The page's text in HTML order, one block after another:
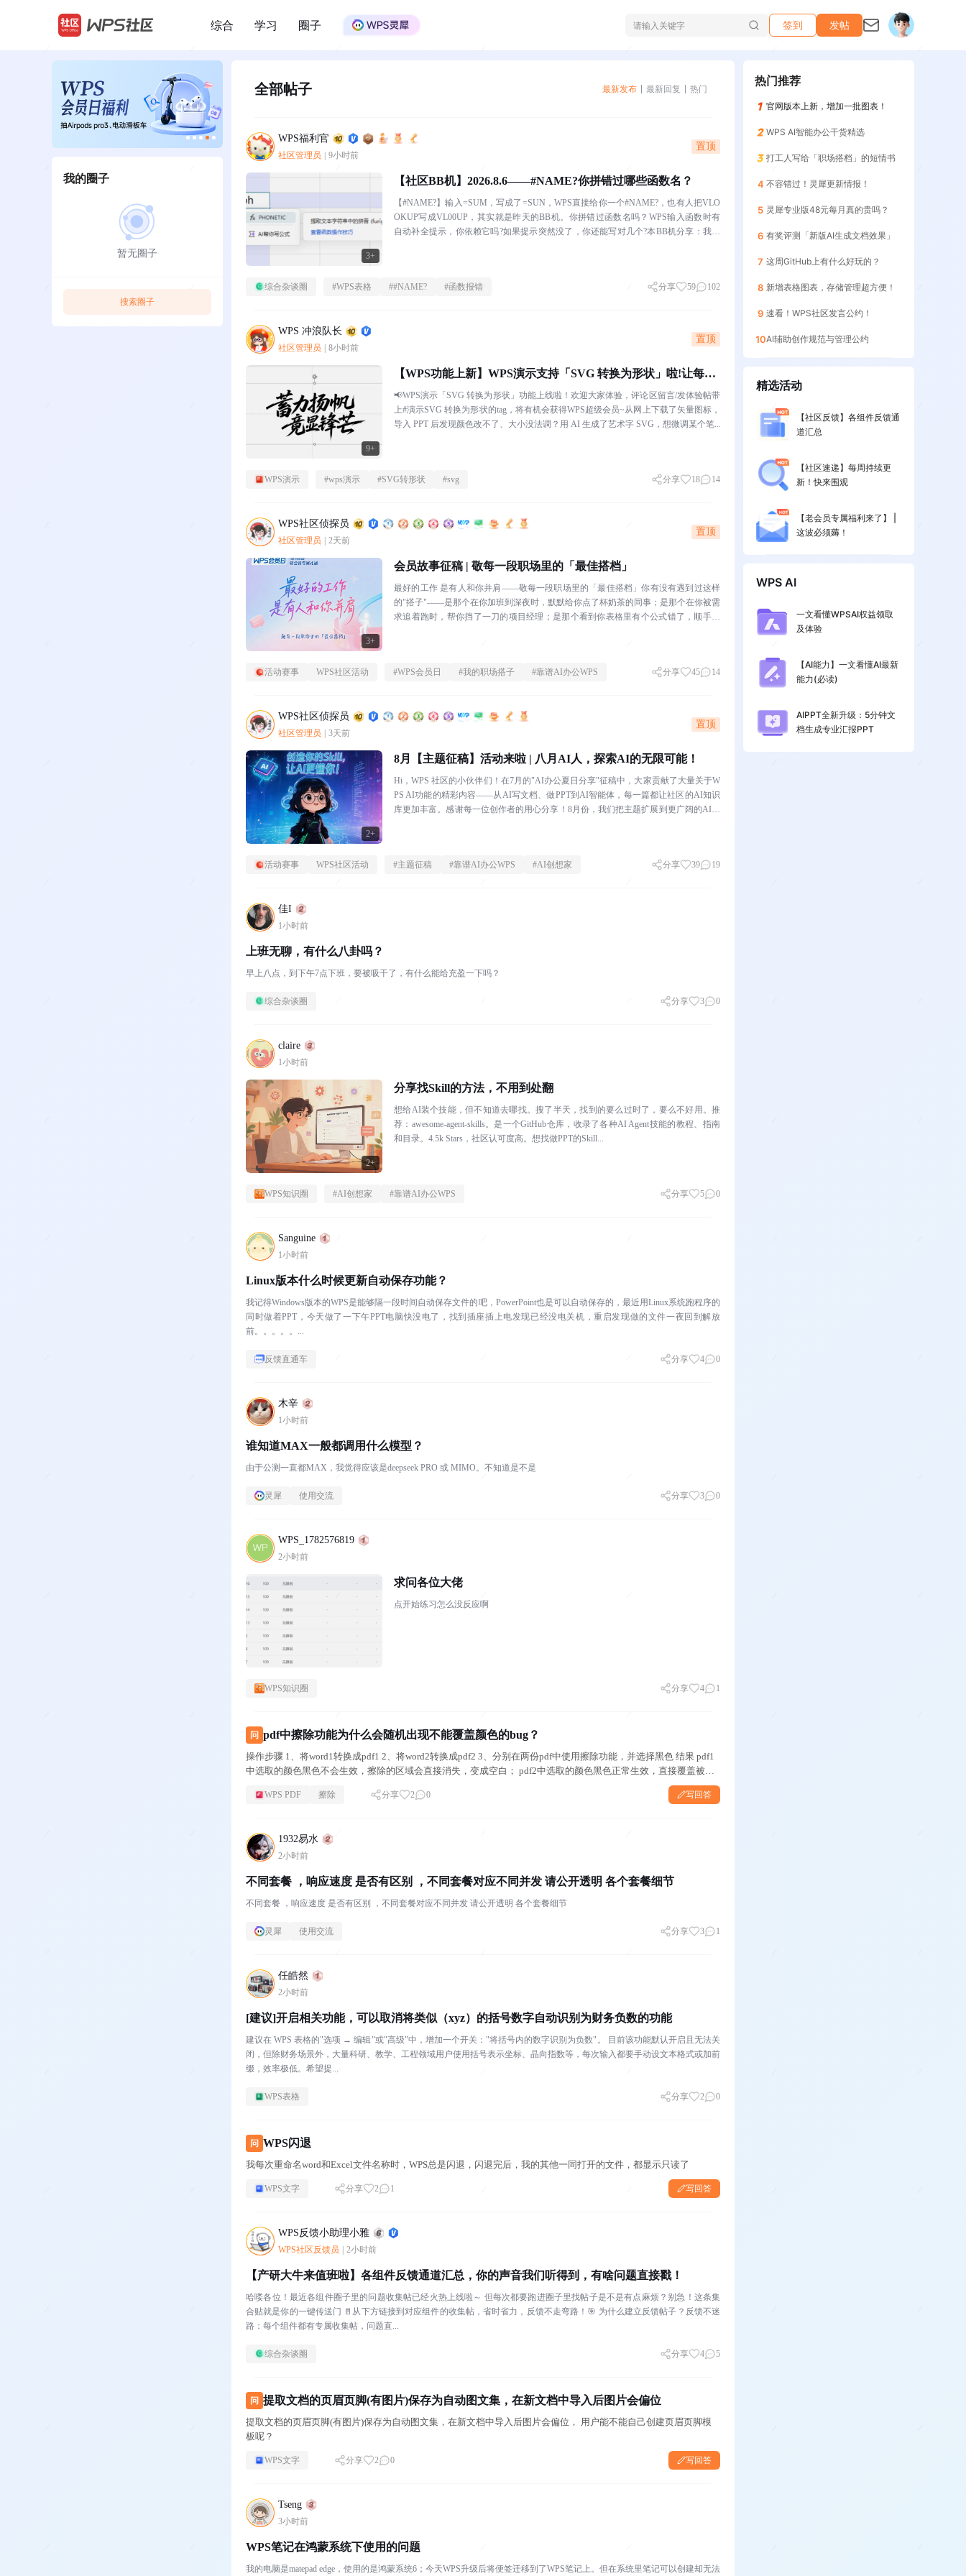
/
综合 学习 圈子 签到 发帖
我的圈子
暂无圈子
搜索圈子
全部帖子 最新发布 最新回复 热门
WPS福利官
社区管理员 9小时前
置顶
3+
【社区BB机】2026.8.6——#NAME?你拼错过哪些函数名？
【#NAME?】输入=SUM，写成了=SUN，WPS直接给你一个#NAME?，也有人把VLO
OKUP写成VL00UP，其实就是昨天的BB机。你拼错过函数名吗？WPS输入函数时有
自动补全提示，你依赖它吗?如果提示突然没了，你还能写对几个?本BB机分享：我十
综合杂谈圈 #WPS表格 ##NAME? #函数报错 分享 59 102
WPS 冲浪队长
社区管理员 8小时前
置顶
9+
【WPS功能上新】WPS演示支持「SVG 转换为形状」啦!让每一
张矢量素材，都可随心编辑
📢WPS演示「SVG 转换为形状」功能上线啦！欢迎大家体验，评论区留言/发体验帖带
上#演示SVG 转换为形状的tag，将有机会获得WPS超级会员~从网上下载了矢量图标，
导入 PPT 后发现颜色改不了、大小没法调？用 AI 生成了艺术字 SVG，想微调某个笔...
WPS演示 #wps演示 #SVG转形状 #svg 分享 18 14
WPS社区侦探员
社区管理员 2天前
置顶
3+
会员故事征稿 | 敬每一段职场里的「最佳搭档」
最好的工作 是有人和你并肩——敬每一段职场里的「最佳搭档」你有没有遇到过这样
的"搭子"——是那个在你加班到深夜时，默默给你点了杯奶茶的同事；是那个在你被需
求追着跑时，帮你挡了一刀的项目经理；是那个看到你表格里有个公式错了，顺手帮
活动赛事 WPS社区活动 #WPS会员日 #我的职场搭子 #靠谱AI办公WPS 分享 45 14
WPS社区侦探员
社区管理员 3天前
置顶
2+
8月【主题征稿】活动来啦 | 八月AI人，探索AI的无限可能！
Hi，WPS 社区的小伙伴们！在7月的"AI办公夏日分享"征稿中，大家贡献了大量关于W
PS AI功能的精彩内容——从AI写文档、做PPT到AI智能体，每一篇都让社区的AI知识
库更加丰富。感谢每一位创作者的用心分享！8月份，我们把主题扩展到更广阔的AI世
活动赛事 WPS社区活动 #主题征稿 #靠谱AI办公WPS #AI创想家 分享 39 19
佳I
1小时前
上班无聊，有什么八卦吗？
早上八点，到下午7点下班，要被吸干了，有什么能给充盈一下吗？
综合杂谈圈 分享 3 0
claire
1小时前
2+
分享找Skill的方法，不用到处翻
想给AI装个技能，但不知道去哪找。搜了半天，找到的要么过时了，要么不好用。推
荐：awesome-agent-skills。是一个GitHub仓库，收录了各种AI Agent技能的教程、指南
和目录。4.5k Stars，社区认可度高。想找做PPT的Skill...
WPS知识圈 #AI创想家 #靠谱AI办公WPS 分享 5 0
Sanguine
1小时前
Linux版本什么时候更新自动保存功能？
我记得Windows版本的WPS是能够隔一段时间自动保存文件的吧，PowerPoint也是可以自动保存的，最近用Linux系统跑程序的
同时做着PPT，今天做了一下午PPT电脑快没电了，找到插座插上电发现已经没电关机，重启发现做的文件一夜回到解放
前。。。。。...
反馈直通车 分享 4 0
木辛
1小时前
谁知道MAX一般都调用什么模型？
由于公测一直都MAX，我觉得应该是deepseek PRO 或 MIMO。不知道是不是
灵犀 使用交流 分享 3 0
WPS_1782576819
2小时前
求问各位大佬
点开始练习怎么没反应啊
WPS知识圈 分享 4 1
问 pdf中擦除功能为什么会随机出现不能覆盖颜色的bug？
操作步骤 1、将word1转换成pdf1 2、将word2转换成pdf2 3、分别在两份pdf中使用擦除功能，并选择黑色 结果 pdf1
中选取的颜色黑色不会生效，擦除的区域会直接消失，变成空白； pdf2中选取的颜色黑色正常生效，直接覆盖被擦
WPS PDF 擦除 分享 2 0 写回答
1932易水
2小时前
不同套餐 ，响应速度 是否有区别 ，不同套餐对应不同并发 请公开透明 各个套餐细节
不同套餐 ，响应速度 是否有区别 ，不同套餐对应不同并发 请公开透明 各个套餐细节
灵犀 使用交流 分享 3 1
任皓然
2小时前
[建议]开启相关功能，可以取消将类似（xyz）的括号数字自动识别为财务负数的功能
建议在 WPS 表格的"选项 → 编辑"或"高级"中，增加一个开关："将括号内的数字识别为负数"。 目前该功能默认开启且无法关
闭，但除财务场景外，大量科研、教学、工程领域用户使用括号表示坐标、晶向指数等，每次输入都要手动设文本格式或加前
缀，效率极低。希望提...
WPS表格 分享 2 0
问 WPS闪退
我每次重命名word和Excel文件名称时，WPS总是闪退，闪退完后，我的其他一同打开的文件，都显示只读了
WPS文字 分享 2 1 写回答
WPS反馈小助理小雅
WPS社区反馈员 2小时前
【产研大牛来值班啦】各组件反馈通道汇总，你的声音我们听得到，有啥问题直接戳！
哈喽各位！最近各组件圈子里的问题收集帖已经火热上线啦～ 但每次都要跑进圈子里找帖子是不是有点麻烦？别急！这条集
合贴就是你的一键传送门 🚪从下方链接到对应组件的收集帖，省时省力，反馈不走弯路！🎯 为什么建立反馈帖子？反馈不迷
路：每个组件都有专属收集帖，问题直...
综合杂谈圈 分享 4 5
问 提取文档的页眉页脚(有图片)保存为自动图文集，在新文档中导入后图片会偏位
提取文档的页眉页脚(有图片)保存为自动图文集，在新文档中导入后图片会偏位， 用户能不能自己创建页眉页脚模
板呢？
WPS文字 分享 2 0 写回答
Tseng
3小时前
WPS笔记在鸿蒙系统下使用的问题
我的电脑是matepad edge，使用的是鸿蒙系统6；今天WPS升级后将便签迁移到了WPS笔记上。但在系统里笔记可以创建却无法
热门推荐
官网版本上新，增加一批图表！
WPS AI智能办公干货精选
打工人写给「职场搭档」的短情书
4 不容错过！灵犀更新情报！
5 灵犀专业版48元每月真的贵吗？
6 有奖评测「新版AI生成文档效果」
7 这周GitHub上有什么好玩的？
8 新增表格图表，存储管理超方便！
9 速看！WPS社区发言公约！
10AI辅助创作规范与管理公约
精选活动
【社区反馈】各组件反馈通
道汇总
【社区速递】每周持续更
新！快来围观
【老会员专属福利来了】 |
这波必须薅！
WPS AI
一文看懂WPSAI权益领取
及体验
【AI能力】一文看懂AI最新
能力(必读)
AIPPT全新升级：5分钟文
档生成专业汇报PPT